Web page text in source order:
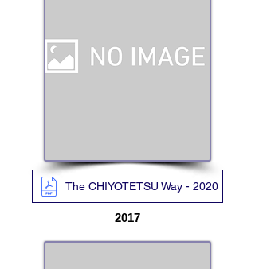
The CHIYOTETSU Way - 2020
​2017